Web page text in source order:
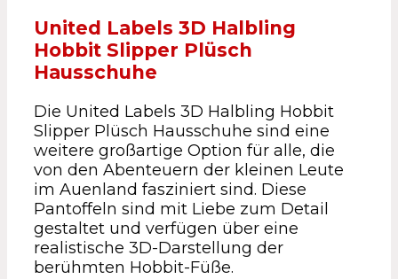
United Labels 3D Halbling
Hobbit Slipper Plüsch
Hausschuhe
Die United Labels 3D Halbling Hobbit
Slipper Plüsch Hausschuhe sind eine
weitere großartige Option für alle, die
von den Abenteuern der kleinen Leute
im Auenland fasziniert sind. Diese
Pantoffeln sind mit Liebe zum Detail
gestaltet und verfügen über eine
realistische 3D-Darstellung der
berühmten Hobbit-Füße.